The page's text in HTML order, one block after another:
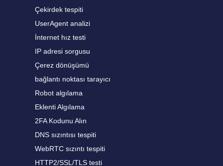
Çekirdek tespiti
UserAgent analizi
İnternet hız testi
IP adresi sorgusu
Çerez dönüşümü
bağlantı noktası tarayıcı
Robot algılama
Eklenti Algılama
2FA Kodunu Alın
DNS sızıntısı tespiti
WebRTC sızıntı tespiti
HTTP2/SSL/TLS testi